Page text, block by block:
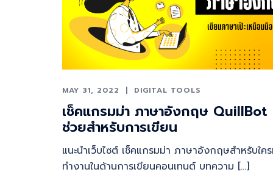
MAY 31, 2022 DIGITAL TOOLS
เช็คแกรมม่า ภาษาอังกฤษ QuillBot
ช่วยสำหรับการเขียน
แนะนำเว็บไซต์ เช็คแกรมม่า ภาษาอังกฤษสำหรับใค
ทำงานในด้านการเขียนคอนเทนต์ บทความ […]